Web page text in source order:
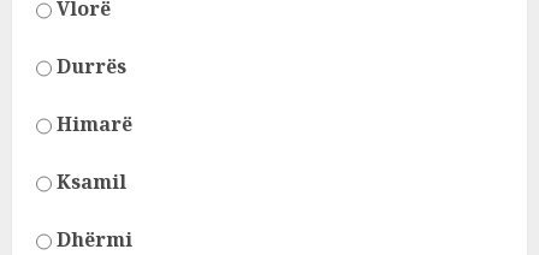
Vlorë
Durrës
Himarë
Ksamil
Dhërmi